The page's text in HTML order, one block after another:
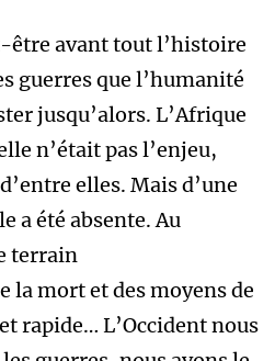
être avant tout l’histoire
guerres que l’humanité
jusqu’alors. L’Afrique
n’était pas l’enjeu,
elles. Mais d’une
a été absente. Au
terrain
la mort et des moyens de
rapide… L’Occident nous